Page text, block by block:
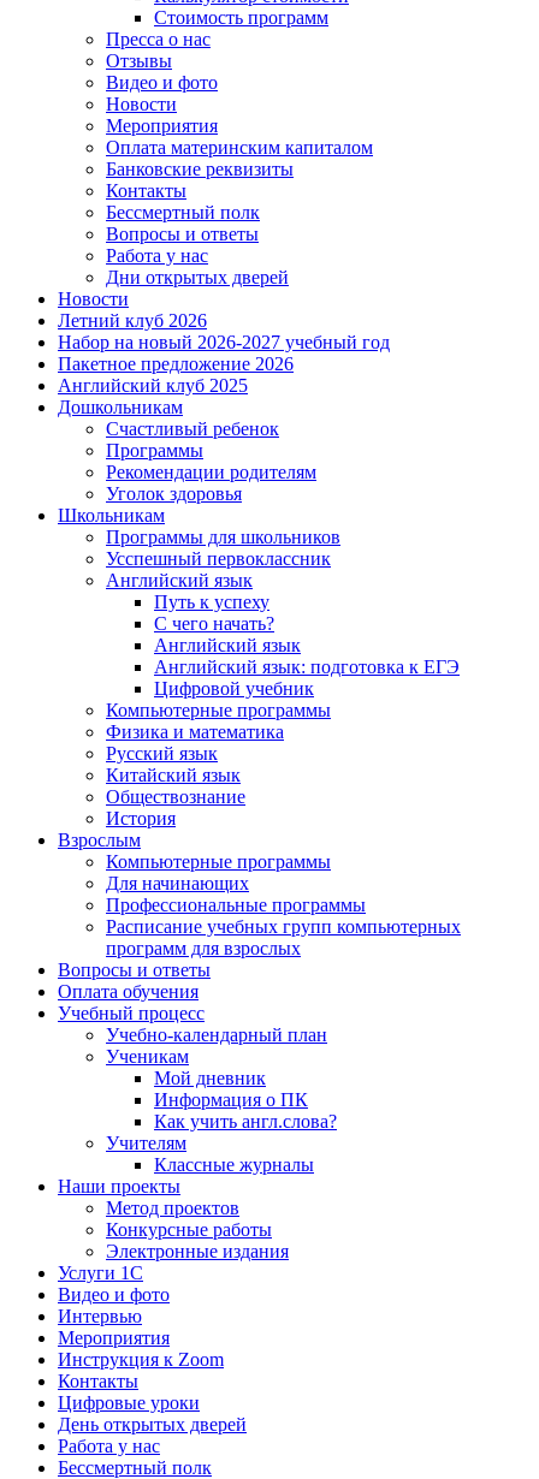
Стоимость программ
Пресса о нас
Отзывы
Видео и фото
Новости
Мероприятия
Оплата материнским капиталом
Банковские реквизиты
Контакты
Бессмертный полк
Вопросы и ответы
Работа у нас
Дни открытых дверей
Новости
Летний клуб 2026
Набор на новый 2026-2027 учебный год
Пакетное предложение 2026
Английский клуб 2025
Дошкольникам
Счастливый ребенок
Программы
Рекомендации родителям
Уголок здоровья
Школьникам
Программы для школьников
Усспешный первоклассник
Английский язык
Путь к успеху
С чего начать?
Английский язык
Английский язык: подготовка к ЕГЭ
Цифровой учебник
Компьютерные программы
Физика и математика
Русский язык
Китайский язык
Обществознание
История
Взрослым
Компьютерные программы
Для начинающих
Профессиональные программы
Расписание учебных групп компьютерных
программ для взрослых
Вопросы и ответы
Оплата обучения
Учебный процесс
Учебно-календарный план
Ученикам
Мой дневник
Информация о ПК
Как учить англ.слова?
Учителям
Классные журналы
Наши проекты
Метод проектов
Конкурсные работы
Электронные издания
Услуги 1C
Видео и фото
Интервью
Мероприятия
Инструкция к Zoom
Контакты
Цифровые уроки
День открытых дверей
Работа у нас
Бессмертный полк